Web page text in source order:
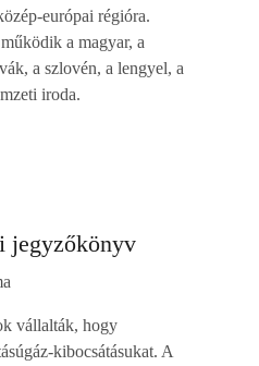
európai régióra.
a magyar, a
a szlovén, a lengyel, a
iroda.
jegyzőkönyv
vállalták, hogy
kibocsátásukat. A